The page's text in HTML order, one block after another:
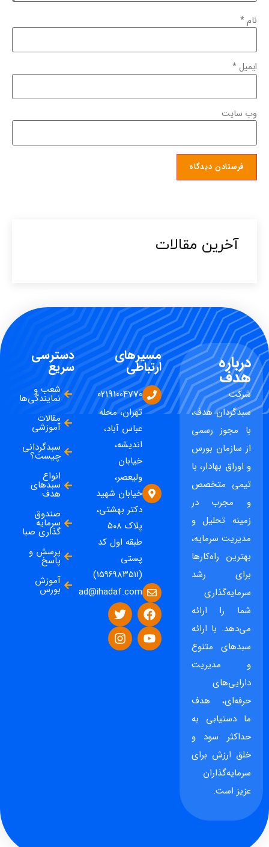
نام*
ایمیل*
وب‌ سایت
آخرین مقالات​
درباره
هدف
شرکت
سبدگردان هدف،
با مجوز رسمی
از سازمان بورس
و اوراق بهادار، با
تیمی متخصص
و مجرب در
زمینه تحلیل و
مدیریت سرمایه،
بهترین راه‌کارها
برای رشد
سرمایه‌گذاری
شما را ارائه
می‌دهد. با ارائه
سبدهای متنوع
و مدیریت
دارایی‌های
حرفه‌ای، هدف
ما دستیابی به
حداکثر سود و
خلق ارزش برای
سرمایه‌گذاران
عزیز است.
مسیرهای
ارتباطی
02191004770
تهران، محله
عباس آباد،
اندیشه،
خیابان
ولیعصر،
خیابان شهید
دکتر بهشتی،
پلاک ۵۰۸
طبقه اول کد
پستی
(۱۵۹۶۹۸۳۵۱۱)
ad@ihadaf.com
دسترسی
سریع
شعب و
نمایندگی‌ها
مقالات
آموزشی
سبدگردانی
چیست؟
انواع
سبدهای
هدف
صندوق
سرمایه
گذاری صبا
پرسش و
پاسخ
آموزش
بورس